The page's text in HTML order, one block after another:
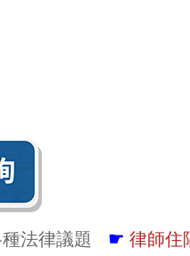
法律議題 ☛ 律師住